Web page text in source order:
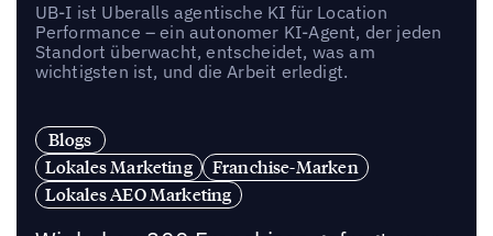
UB-I ist Uberalls agentische KI für Location
Performance – ein autonomer KI-Agent, der jeden
Standort überwacht, entscheidet, was am
wichtigsten ist, und die Arbeit erledigt.
Blogs
Lokales Marketing
Franchise-Marken
Lokales AEO Marketing